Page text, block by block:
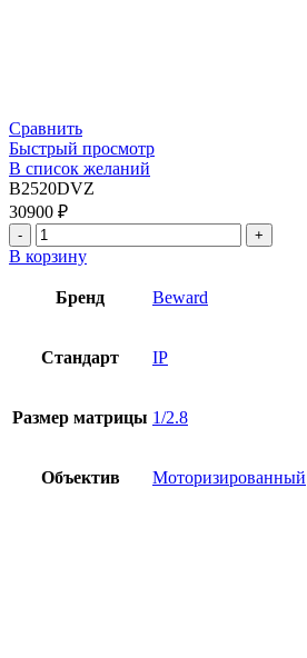
Сравнить
Быстрый просмотр
В список желаний
B2520DVZ
30900 ₽
В корзину
Бренд Beward
Стандарт IP
Размер матрицы 1/2.8
Объектив Моторизированный